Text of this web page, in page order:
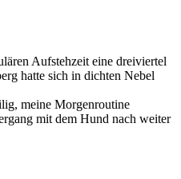
Aufstehzeit eine dreiviertel
hatte sich in dichten Nebel
meine Morgenroutine
mit dem Hund nach weiter